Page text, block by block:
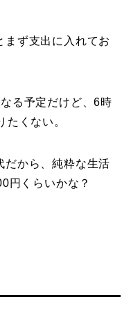
まず支出に入れてお
る予定だけど、6時
くない。
だから、純粋な生活
円くらいかな？